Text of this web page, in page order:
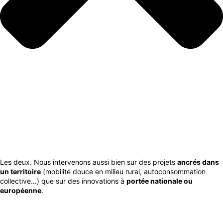
Les deux. Nous intervenons aussi bien sur des projets ancrés dans
un territoire (mobilité douce en milieu rural, autoconsommation
collective…) que sur des innovations à portée nationale ou
européenne.